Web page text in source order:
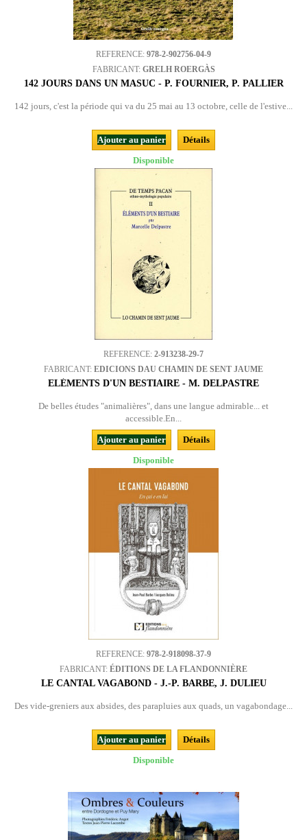
REFERENCE: 978-2-902756-04-9
FABRICANT: GRELH ROERGÀS
142 JOURS DANS UN MASUC - P. FOURNIER, P. PALLIER
142 jours, c'est la période qui va du 25 mai au 13 octobre, celle de l'estive...
Ajouter au panier
Détails
Disponible
REFERENCE: 2-913238-29-7
FABRICANT: EDICIONS DAU CHAMIN DE SENT JAUME
ELÉMENTS D'UN BESTIAIRE - M. DELPASTRE
De belles études "animalières", dans une langue admirable... et
accessible.En...
Ajouter au panier
Détails
Disponible
REFERENCE: 978-2-918098-37-9
FABRICANT: ÉDITIONS DE LA FLANDONNIÈRE
LE CANTAL VAGABOND - J.-P. BARBE, J. DULIEU
Des vide-greniers aux absides, des parapluies aux quads, un vagabondage...
Ajouter au panier
Détails
Disponible